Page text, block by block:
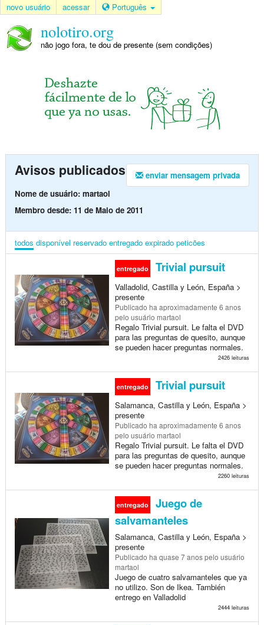
novo usuário acessar Português
nolotiro.org
não jogo fora, te dou de presente (sem condições)
enviar mensagem privada
Avisos publicados
Nome de usuário: martaol
Membro desde: 11 de Maio de 2011
todos disponível reservado entregado expirado peticões
entregado Trivial pursuit
Valladolid, Castilla y León, España >
presente
Publicado ha aproximadamente 6 anos
pelo usuário martaol
Regalo Trivial pursuit. Le falta el DVD
para las preguntas de quesito, aunque
se pueden hacer preguntas normales.
2426 leituras
entregado Trivial pursuit
Salamanca, Castilla y León, España >
presente
Publicado ha aproximadamente 6 anos
pelo usuário martaol
Regalo Trivial pursuit. Le falta el DVD
para las preguntas de quesito, aunque
se pueden hacer preguntas normales.
2260 leituras
entregado
Juego de
salvamanteles
Salamanca, Castilla y León, España >
presente
Publicado ha quase 7 anospelo usuário
martaol
Juego de cuatro salvamanteles que ya
no utilizo. Son de Ikea. También
entrego en Valladolid
2444 leituras